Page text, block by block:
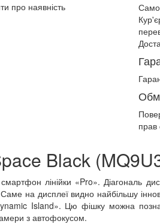
про наявність
прав
Black
лінійки «Pro». Діагональ
на дисплеї видно найбільшу
Island». Цю фішку можна
з автофокусом.